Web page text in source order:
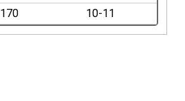
170 10-11